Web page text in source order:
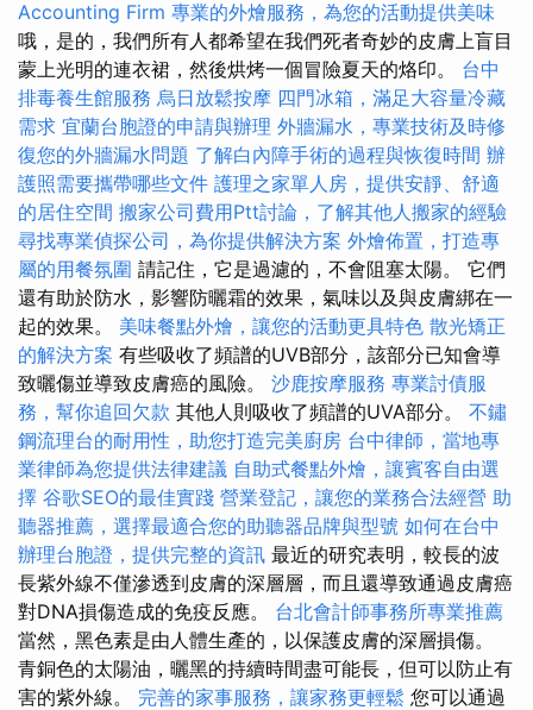
Accounting Firm 專業的外燴服務，為您的活動提供美味
哦，是的，我們所有人都希望在我們死者奇妙的皮膚上盲目
蒙上光明的連衣裙，然後烘烤一個冒險夏天的烙印。 台中
排毒養生館服務 烏日放鬆按摩 四門冰箱，滿足大容量冷藏
需求 宜蘭台胞證的申請與辦理 外牆漏水，專業技術及時修
復您的外牆漏水問題 了解白內障手術的過程與恢復時間 辦
護照需要攜帶哪些文件 護理之家單人房，提供安靜、舒適
的居住空間 搬家公司費用Ptt討論，了解其他人搬家的經驗
尋找專業偵探公司，為你提供解決方案 外燴佈置，打造專
屬的用餐氛圍 請記住，它是過濾的，不會阻塞太陽。 它們
還有助於防水，影響防曬霜的效果，氣味以及與皮膚綁在一
起的效果。 美味餐點外燴，讓您的活動更具特色 散光矯正
的解決方案 有些吸收了頻譜的UVB部分，該部分已知會導
致曬傷並導致皮膚癌的風險。 沙鹿按摩服務 專業討債服
務，幫你追回欠款 其他人則吸收了頻譜的UVA部分。 不鏽
鋼流理台的耐用性，助您打造完美廚房 台中律師，當地專
業律師為您提供法律建議 自助式餐點外燴，讓賓客自由選
擇 谷歌SEO的最佳實踐 營業登記，讓您的業務合法經營 助
聽器推薦，選擇最適合您的助聽器品牌與型號 如何在台中
辦理台胞證，提供完整的資訊 最近的研究表明，較長的波
長紫外線不僅滲透到皮膚的深層層，而且還導致通過皮膚癌
對DNA損傷造成的免疫反應。 台北會計師事務所專業推薦
當然，黑色素是由人體生產的，以保護皮膚的深層損傷。
青銅色的太陽油，曬黑的持續時間盡可能長，但可以防止有
害的紫外線。 完善的家事服務，讓家務更輕鬆 您可以通過